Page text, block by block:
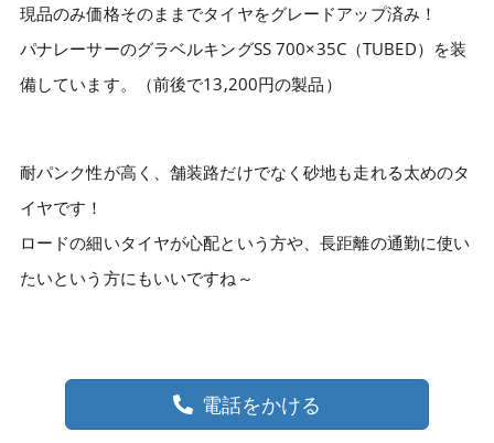
現品のみ価格そのままでタイヤをグレードアップ済み！
パナレーサーのグラベルキングSS 700×35C（TUBED）を装
備しています。（前後で13,200円の製品）
耐パンク性が高く、舗装路だけでなく砂地も走れる太めのタ
イヤです！
ロードの細いタイヤが心配という方や、長距離の通勤に使い
たいという方にもいいですね～
電話をかける